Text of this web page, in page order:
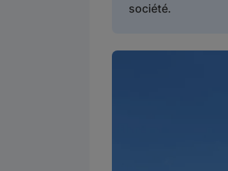
société.